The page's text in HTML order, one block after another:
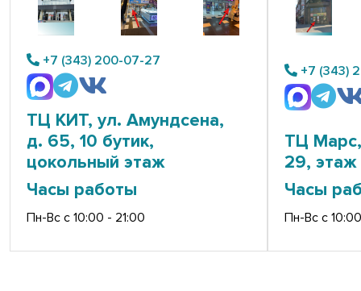
+7 (343) 200-07-27
ТЦ КИТ, ул. Амундсена,
д. 65, 10 бутик,
цокольный этаж
Часы работы
Пн-Вс с 10:00 - 21:00
+7 (343)
ТЦ
29, этаж
Часы
Пн-Вс с